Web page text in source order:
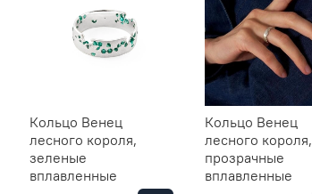
Кольцо Венец
лесного короля,
зеленые
вплавленные
Кольцо Венец
лесного короля,
прозрачные
вплавленные